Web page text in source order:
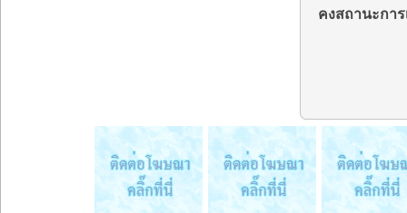
คงสถานะกา